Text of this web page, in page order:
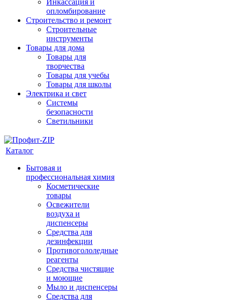
Инкассация и
опломбирование
Строительство и ремонт
Строительные
инструменты
Товары для дома
Товары для
творчества
Товары для учебы
Товары для школы
Электрика и свет
Системы
безопасности
Светильники
Каталог
Бытовая и
профессиональная химия
Косметические
товары
Освежители
воздуха и
диспенсеры
Средства для
дезинфекции
Противогололедные
реагенты
Средства чистящие
и моющие
Мыло и диспенсеры
Средства для